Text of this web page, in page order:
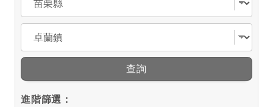
選擇區域
查詢
進階篩選：